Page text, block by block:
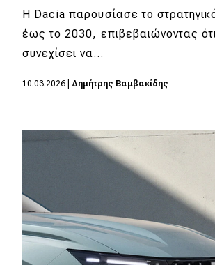
Η Dacia παρουσίασε το
έως το 2030, επιβεβαιώνοντας
συνεχίσει να…
10.03.2026 Δημήτρης Βαμβακίδης